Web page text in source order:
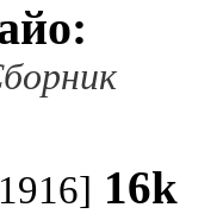
16k